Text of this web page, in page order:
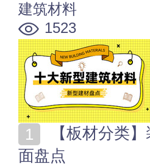
建筑材料
1523
面盘点